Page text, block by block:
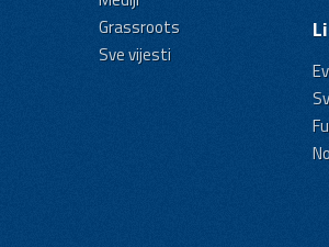
Grassroots
Sve vijesti